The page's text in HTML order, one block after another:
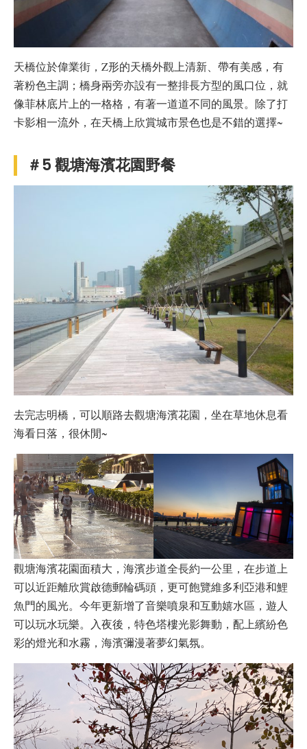
天橋位於偉業街，Z形的天橋外觀上清新、帶有美感，有
著粉色主調；橋身兩旁亦設有一整排長方型的風口位，就
像菲林底片上的一格格，有著一道道不同的風景。除了打
卡影相一流外，在天橋上欣賞城市景色也是不錯的選擇~
＃5觀塘海濱花園野餐
去完志明橋，可以順路去觀塘海濱花園，坐在草地休息看
海看日落，很休閒~
觀塘海濱花園面積大，海濱步道全長約一公里，在步道上
可以近距離欣賞啟德郵輪碼頭，更可飽覽維多利亞港和鯉
魚門的風光。今年更新增了音樂噴泉和互動嬉水區，遊人
可以玩水玩樂。入夜後，特色塔樓光影舞動，配上繽紛色
彩的燈光和水霧，海濱彌漫著夢幻氣氛。